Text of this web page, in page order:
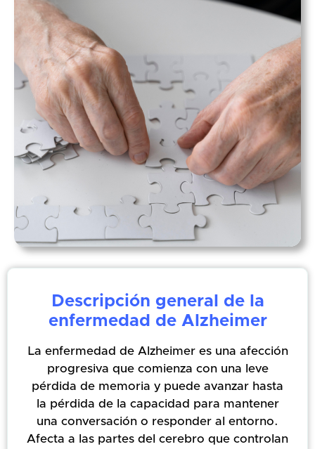
Descripción general de la
enfermedad de Alzheimer
La enfermedad de Alzheimer es una afección
progresiva que comienza con una leve
pérdida de memoria y puede avanzar hasta
la pérdida de la capacidad para mantener
una conversación o responder al entorno.
Afecta a las partes del cerebro que controlan